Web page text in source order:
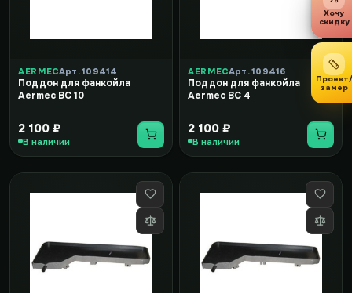
AERMECАрт. 109414
Поддон для фанкойла
Aermec BC 10
2 100 ₽
В наличии
AERMECАрт. 109416
Поддон для фанкойла
Aermec BC 4
2 100 ₽
В наличии
Хочу
скидку
Проект/
замер